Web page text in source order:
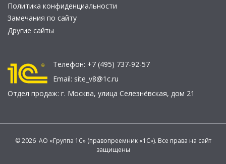
Политика конфиденциальности
Замечания по сайту
Другие сайты
Телефон: +7 (495) 737-92-57
Email: site_v8@1c.ru
Отдел продаж: г. Москва, улица Селезнёвская, дом 21
© 2026 АО «Группа 1С» (правопреемник «1С»). Все права на сайт
защищены